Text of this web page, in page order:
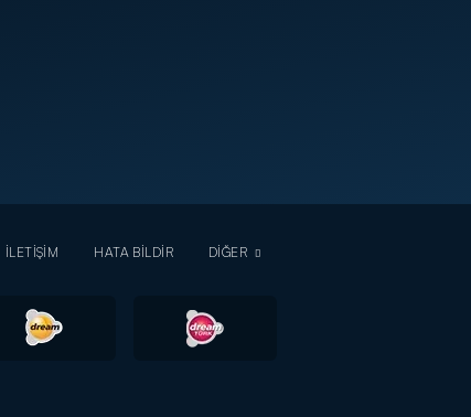
İLETİŞİM HATA BİLDİR DİĞER